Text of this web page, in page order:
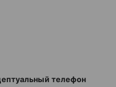
телефон